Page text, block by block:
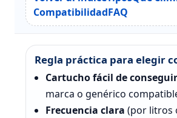
CompatibilidadFAQ
Regla práctica para elegir
Cartucho fácil de conseguir
marca o genérico
Frecuencia clara (por litros